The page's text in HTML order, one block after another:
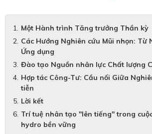
Một Hành trình Tăng trưởng Thần kỳ
Các Hướng Nghiên cứu Mũi nhọn: Từ
Ứng dụng
Đào tạo Nguồn nhân lực Chất lượng
Hợp tác Công-Tư: Cầu nối Giữa
tiễn
Lời kết
Trí tuệ nhân tạo "lên tiếng" trong
hydro bền vững